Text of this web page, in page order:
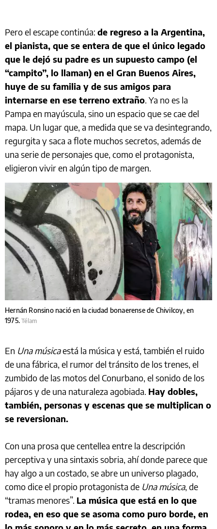
Pero el escape continúa: de regreso a la Argentina,
el pianista, que se entera de que el único legado
que le dejó su padre es un supuesto campo (el
“campito”, lo llaman) en el Gran Buenos Aires,
huye de su familia y de sus amigos para
internarse en ese terreno extraño. Ya no es la
Pampa en mayúscula, sino un espacio que se cae del
mapa. Un lugar que, a medida que se va desintegrando,
regurgita y saca a flote muchos secretos, además de
una serie de personajes que, como el protagonista,
eligieron vivir en algún tipo de margen.
Hernán Ronsino nació en la ciudad bonaerense de Chivilcoy, en
1975.Télam
En Una músicaestá la música y está, también el ruido
de una fábrica, el rumor del tránsito de los trenes, el
zumbido de las motos del Conurbano, el sonido de los
pájaros y de una naturaleza agobiada. Hay dobles,
también, personas y escenas que se multiplican o
se reversionan.
Con una prosa que centellea entre la descripción
perceptiva y una sintaxis sobria, ahí donde parece que
hay algo a un costado, se abre un universo plagado,
como dice el propio protagonista de Una música, de
“tramas menores”. La música que está en lo que
rodea, en eso que se asoma como puro borde, en